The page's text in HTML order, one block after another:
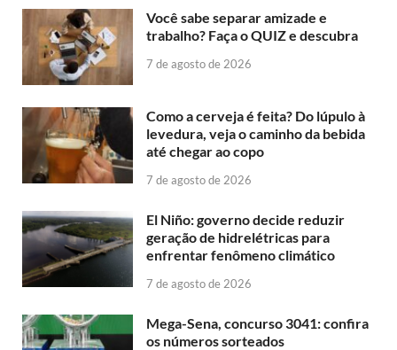
Você sabe separar amizade e
trabalho? Faça o QUIZ e descubra
7 de agosto de 2026
Como a cerveja é feita? Do lúpulo à
levedura, veja o caminho da bebida
até chegar ao copo
7 de agosto de 2026
El Niño: governo decide reduzir
geração de hidrelétricas para
enfrentar fenômeno climático
7 de agosto de 2026
Mega-Sena, concurso 3041: confira
os números sorteados